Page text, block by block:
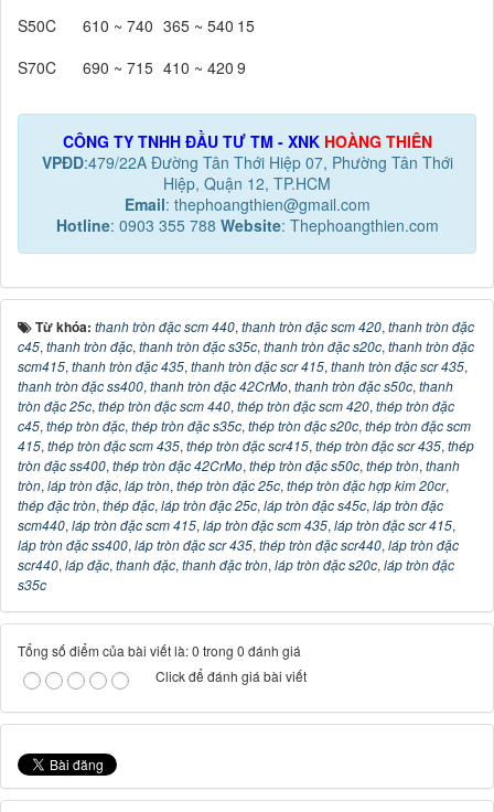
S50C 610 ~ 740 365 ~ 540 15
S70C
690 ~ 715 410 ~ 420 9
CÔNG TY TNHH ĐẦU TƯ TM - XNK HOÀNG THIÊN
VPĐD:479/22A Đường Tân Thới Hiệp 07, Phường Tân Thới
Hiệp, Quận 12, TP.HCM
Email: thephoangthien@gmail.com
Hotline: 0903 355 788 Website: Thephoangthien.com
Từ khóa: thanh tròn đặc scm 440,thanh tròn đặc scm 420,thanh tròn đặc
c45,thanh tròn đặc,thanh tròn đặc s35c,thanh tròn đặc s20c,thanh tròn đặc
scm415,thanh tròn đặc 435,thanh tròn đặc scr 415,thanh tròn đặc scr 435,
thanh tròn đặc ss400,thanh tròn đặc 42CrMo,thanh tròn đặc s50c,thanh
tròn đặc 25c,thép tròn đặc scm 440,thép tròn đặc scm 420,thép tròn đặc
c45,thép tròn đặc,thép tròn đặc s35c,thép tròn đặc s20c,thép tròn đặc scm
415,thép tròn đặc scm 435,thép tròn đặc scr415,thép tròn đặc scr 435,thép
tròn đặc ss400,thép tròn đặc 42CrMo,thép tròn đặc s50c,thép tròn,thanh
tròn,láp tròn đặc,láp tròn,thép tròn đặc 25c,thép tròn đặc hợp kim 20cr,
thép đặc tròn,thép đặc,láp tròn đặc 25c,láp tròn đặc s45c,láp tròn đặc
scm440,láp tròn đặc scm 415,láp tròn đặc scm 435,láp tròn đặc scr 415,
láp tròn đặc ss400,láp tròn đặc scr 435,thép tròn đặc scr440,láp tròn đặc
scr440,láp đặc,thanh đặc,thanh đặc tròn,láp tròn đặc s20c,láp tròn đặc
s35c
Tổng số điểm của bài viết là: 0 trong 0 đánh giá
Click để đánh giá bài viết